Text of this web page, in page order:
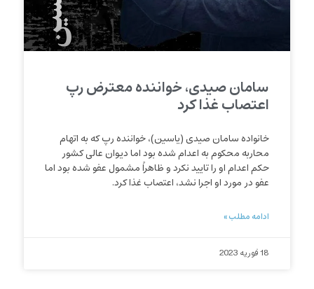
سامان صیدی، خواننده معترض رپ
اعتصاب غذا کرد
خانواده سامان صیدی (یاسین)، خواننده رپ که به اتهام
محاربه محکوم به اعدام شده بود اما دیوان عالی کشور
حکم اعدام او را تایید نکرد و ظاهراً مشمول عفو شده بود اما
عفو در مورد او اجرا نشد، اعتصاب غذا کرد.
ادامه مطلب »
18 فوریه 2023